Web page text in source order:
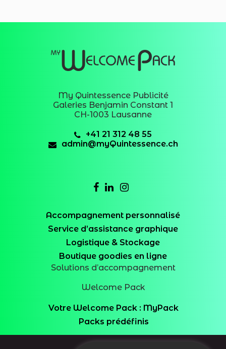
My Quintessence Publicité
Galeries Benjamin Constant 1
CH-1003 Lausanne
+41 21 312 48 55
admin@myQuintessence.ch
Accompagnement personnalisé
Service d’assistance graphique
Logistique & Stockage
Boutique goodies en ligne
Solutions d’accompagnement
Welcome Pack
Votre Welcome Pack : MyPack
Packs prédéfinis